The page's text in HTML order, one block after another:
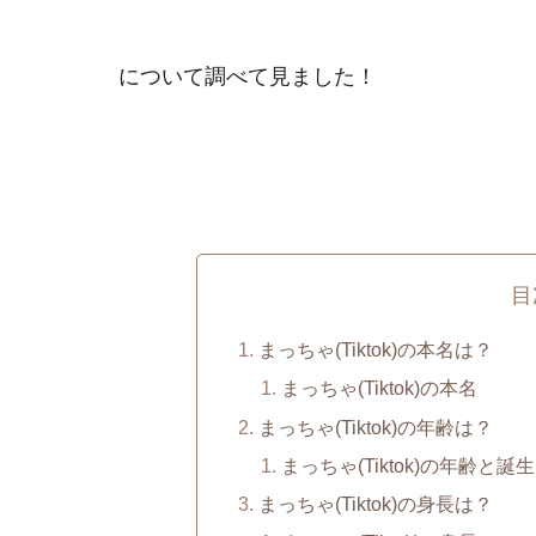
について調べて見ました！
まっちゃ(Tiktok)の本名は？
まっちゃ(Tiktok)の本名
まっちゃ(Tiktok)の年齢は？
まっちゃ(Tiktok)の年齢と誕
まっちゃ(Tiktok)の身長は？